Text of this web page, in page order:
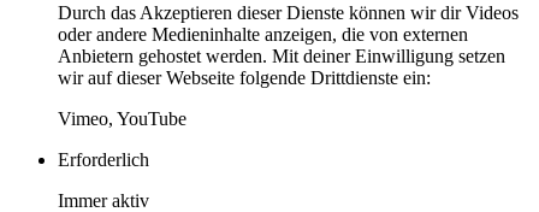
Durch das Akzeptieren dieser Dienste können wir dir Videos
oder andere Medieninhalte anzeigen, die von externen
Anbietern gehostet werden. Mit deiner Einwilligung setzen
wir auf dieser Webseite folgende Drittdienste ein:
Vimeo, YouTube
Erforderlich
Immer aktiv